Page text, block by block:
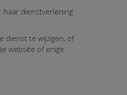
haar dienstverlening
dienst te wijzigen, of
website of enige